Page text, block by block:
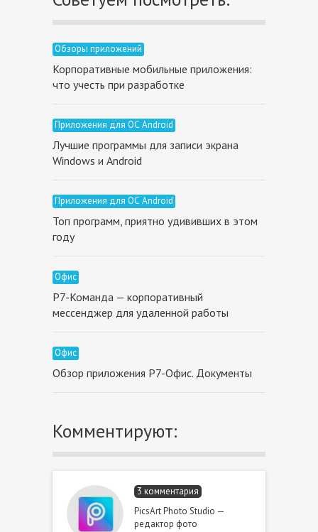
Обзоры приложений
Корпоративные мобильные приложения:
что учесть при разработке
Приложения для ОС Android
Лучшие программы для записи экрана
Windows и Android
Приложения для ОС Android
Топ программ, приятно удививших в этом
году
Офис
Р7-Команда — корпоративный
мессенджер для удаленной работы
Офис
Обзор приложения P7-Офис. Документы
Комментируют:
3 комментария
PicsArt Photo Studio —
редактор фото